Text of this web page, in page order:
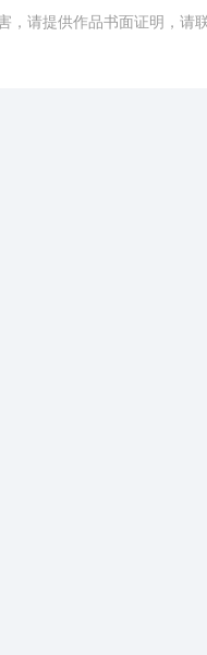
，请提供作品书面证明，请